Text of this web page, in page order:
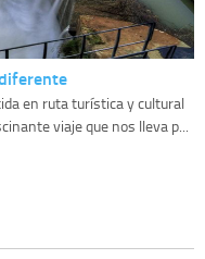
en ruta turística y cultural
viaje que nos lleva p...